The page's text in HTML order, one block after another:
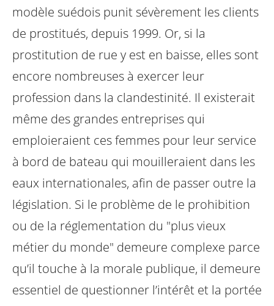
modèle suédois punit sévèrement les clients
de prostitués, depuis 1999. Or, si la
prostitution de rue y est en baisse, elles sont
encore nombreuses à exercer leur
profession dans la clandestinité. Il existerait
même des grandes entreprises qui
emploieraient ces femmes pour leur service
à bord de bateau qui mouilleraient dans les
eaux internationales, afin de passer outre la
législation. Si le problème de le prohibition
ou de la réglementation du "plus vieux
métier du monde" demeure complexe parce
qu’il touche à la morale publique, il demeure
essentiel de questionner l’intérêt et la portée